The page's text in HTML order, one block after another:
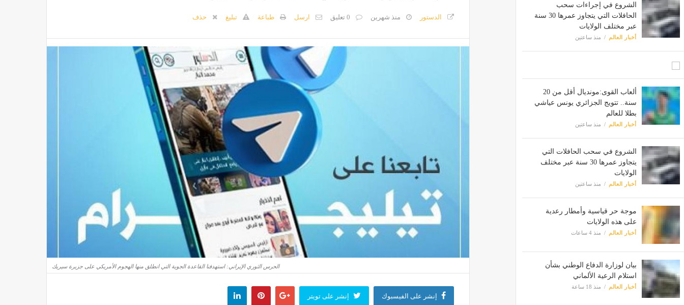
الشروع في إجراءات سحب
الحافلات التي يتجاوز عمرها 30 سنة
عبر مختلف الولايات
أخبار العالم منذ ساعتين
ألعاب القوى:مونديال أقل من 20
سنة.. تتويج الجزائري يونس عياشي
بطلا للعالم
أخبار العالم منذ ساعتين
الشروع في سحب الحافلات التي
يتجاوز عمرها 30 سنة عبر مختلف
الولايات
أخبار العالم منذ ساعتين
موجة حر قياسية وأمطار رعدية
على هذه الولايات
أخبار العالم منذ 4 ساعات
بيان لوزارة الدفاع الوطني بشأن
استلام الرعية الألماني
أخبار العالم منذ 18 ساعة
الدستور منذ شهرين 0 تعليق ارسل طباعة تبليغ حذف
الحرس الثوري الإيراني: استهدفنا القاعدة الجوية التي انطلق منها الهجوم الأمريكي على جزيرة سيريك
إنشر على الفيسبوك إنشر على تويتر